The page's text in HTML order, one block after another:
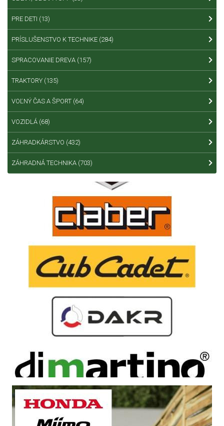
PRE DETI (13)
PRÍSLUŠENSTVO K TECHNIKE (284)
SPRACOVANIE DREVA (157)
TRAKTORY (135)
VOĽNÝ ČAS A ŠPORT (64)
VOZIDLÁ (68)
ZÁHRADKÁRSTVO (432)
ZÁHRADNÁ TECHNIKA (703)